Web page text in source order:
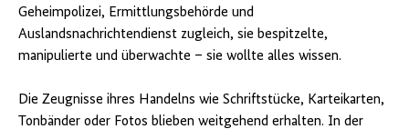
Geheimpolizei, Ermittlungsbehörde und
Auslandsnachrichtendienst zugleich, sie bespitzelte,
manipulierte und überwachte – sie wollte alles wissen.
Die Zeugnisse ihres Handelns wie Schriftstücke, Karteikarten,
Tonbänder oder Fotos blieben weitgehend erhalten. In der